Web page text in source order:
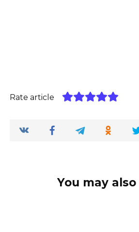
Rate article
You may also